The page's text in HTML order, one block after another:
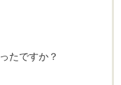
たですか？